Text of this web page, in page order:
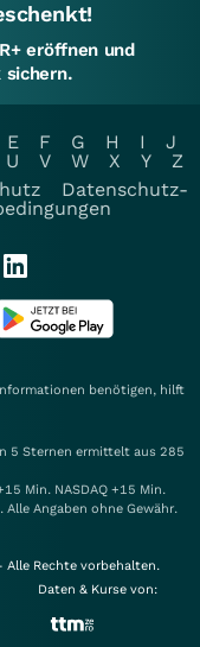
eröffnen und
sichern.
E F G H I
J
U V W X Y
Z
Datenschutz-
benötigen, hilft
5 Sternen ermittelt aus 285
Min. NASDAQ +15 Min.
Alle Angaben ohne Gewähr.
Rechte vorbehalten.
Daten & Kurse von: